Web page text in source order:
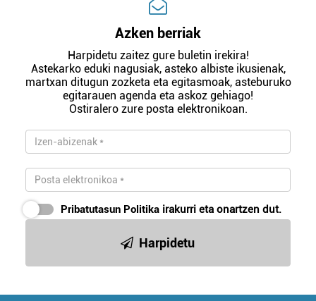
Azken berriak
Harpidetu zaitez gure buletin irekira!
Astekarko eduki nagusiak, asteko albiste ikusienak,
martxan ditugun zozketa eta egitasmoak, asteburuko
egitarauen agenda eta askoz gehiago!
Ostiralero zure posta elektronikoan.
Pribatutasun Politika irakurri eta onartzen dut.
Harpidetu